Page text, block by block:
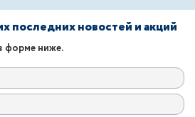
последних новостей и акций
форме ниже.